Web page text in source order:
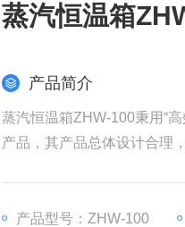
蒸汽恒温箱
产品简介
蒸汽恒温箱ZHW-100秉用“
产品，其产品总体设计合理
产品型号：ZHW-100